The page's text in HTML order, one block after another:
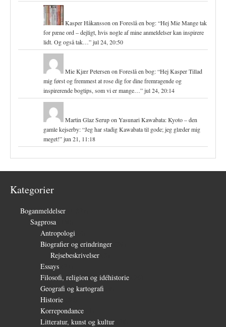
Kasper Håkansson on Foreslå en bog: “Hej Mie Mange tak
for pæne ord – dejligt, hvis nogle af mine anmeldelser kan inspirere
lidt. Og også tak…”jul 24, 20:50
Mie Kjær Petersen on Foreslå en bog: “Hej Kasper Tillad
mig først og fremmest at rose dig for dine fremragende og
inspirerende bogtips, som vi er mange…”jul 24, 20:14
Martin Glaz Serupon Yasunari Kawabata: Kyoto – den
gamle kejserby: “Jeg har stadig Kawabata til gode; jeg glæder mig
meget!”jun 21, 11:18
Kategorier
Boganmeldelser
Sagprosa
Antropologi
Biografier og erindringer
Rejsebeskrivelser
Essays
Filosofi, religion og idéhistorie
Geografi og kartografi
Historie
Korrepondance
Litteratur, kunst og kultur